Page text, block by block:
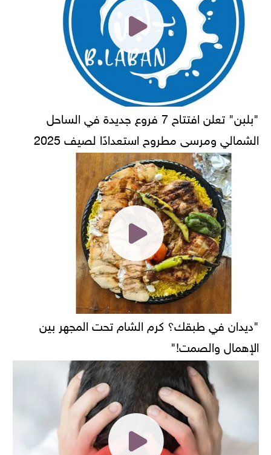
"بلبن" تعلن افتتاح 7 فروع جديدة في الساحل
الشمالي ومرسى مطروح استعدادًا لصيف 2025
"ديدان في طبقك؟ كرم الشام تحت المجهر بين
الإهمال والصمت!"